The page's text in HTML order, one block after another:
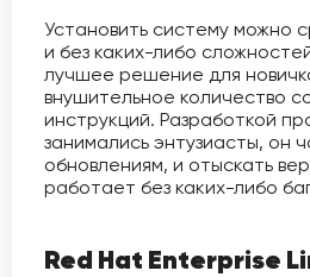
Установить систему можно
и без каких-либо
лучшее решение для
внушительное количество
инструкций. Разработкой
занимались энтузиасты, он
обновлениям, и отыскать
работает без каких-либо
Red Hat Enterprise